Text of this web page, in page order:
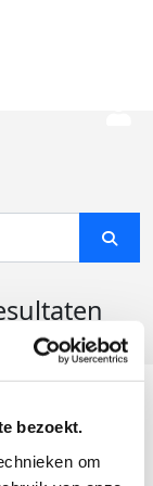
bezoekt.
om